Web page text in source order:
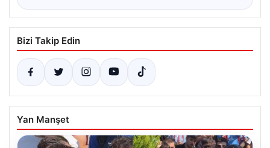
Bizi Takip Edin
Yan Manşet